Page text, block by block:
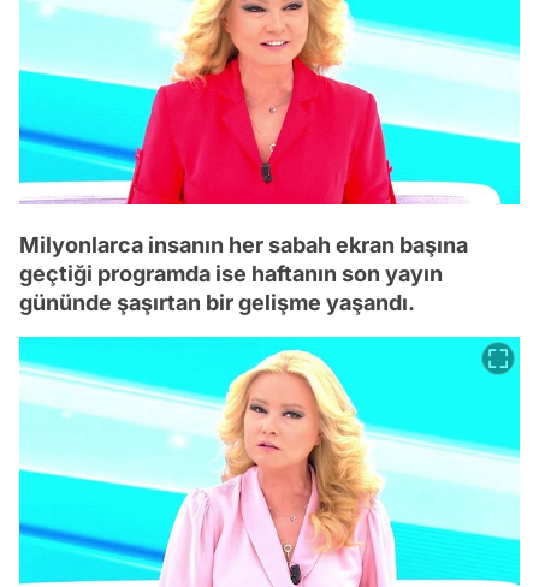
Milyonlarca insanın her sabah ekran başına
geçtiği programda ise haftanın son yayın
gününde şaşırtan bir gelişme yaşandı.